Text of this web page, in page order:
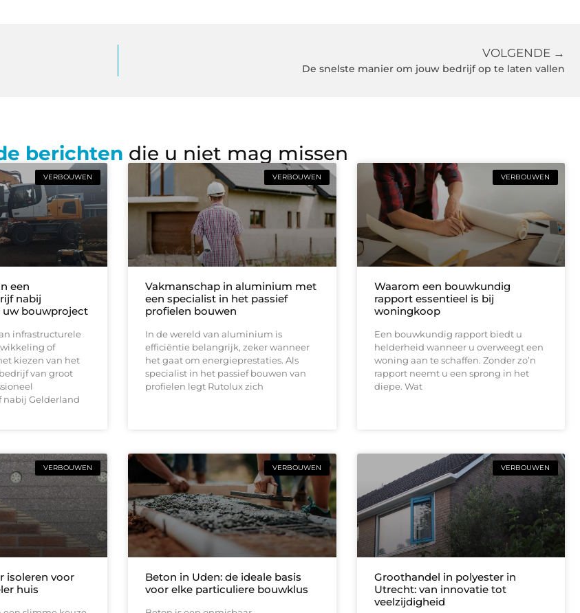
VOLGENDE →
De snelste manier om jouw bedrijf op te laten vallen
berichten die u niet mag missen
VERBOUWEN
een
nabij
uw bouwproject
infrastructurele
of
kiezen van het
van groot
Gelderland
VERBOUWEN
Vakmanschap in aluminium met
een specialist in het passief
profielen bouwen
In de wereld van aluminium is
efficiëntie belangrijk, zeker wanneer
het gaat om energieprestaties. Als
specialist in het passief bouwen van
profielen legt Rutolux zich
VERBOUWEN
Waarom een bouwkundig
rapport essentieel is bij
woningkoop
Een bouwkundig rapport biedt u
helderheid wanneer u overweegt een
woning aan te schaffen. Zonder zo’n
rapport neemt u een sprong in het
diepe. Wat
VERBOUWEN
isoleren voor
huis
VERBOUWEN
Beton in Uden: de ideale basis
voor elke particuliere bouwklus
VERBOUWEN
Groothandel in polyester in
Utrecht: van innovatie tot
veelzijdigheid